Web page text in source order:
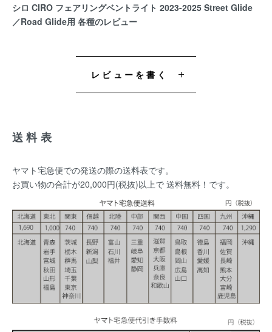
シロ CIRO フェアリングベントライト 2023-2025 Street Glide
／Road Glide用 各種のレビュー
レビューを書く
送料表
ヤマト宅急便での発送の際の送料表です。
お買い物の合計が20,000円(税抜)以上で 送料無料！です。